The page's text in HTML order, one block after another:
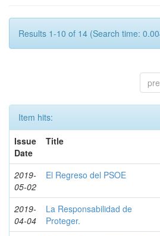
Results 1-10 of 14 (Search time:
Item hits:
Issue
Date
Title
2019-
05-02
El Regreso del PSOE
2019-
04-04
La Responsabilidad de
Proteger.